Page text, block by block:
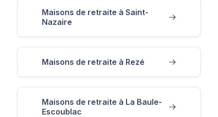
Maisons de retraite à Saint-
Nazaire
Maisons de retraite à Rezé
Maisons de retraite à La Baule-
Escoublac